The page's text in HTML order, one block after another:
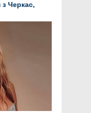
з Черкас,